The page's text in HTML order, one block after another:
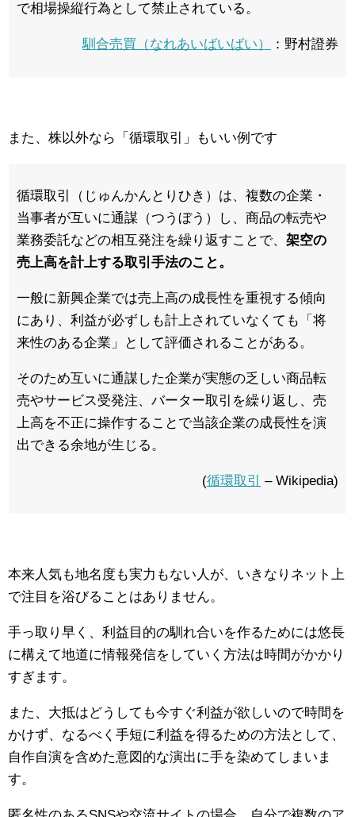
で相場操縦行為として禁止されている。
馴合売買（なれあいばいばい） ：野村證券
また、株以外なら「循環取引」もいい例です
循環取引（じゅんかんとりひき）は、複数の企業・
当事者が互いに通謀（つうぼう）し、商品の転売や
業務委託などの相互発注を繰り返すことで、 架空の
売上高を計上する取引手法のこと。
一般に新興企業では売上高の成長性を重視する傾向
にあり、利益が必ずしも計上されていなくても「将
来性のある企業」として評価されることがある。
そのため互いに通謀した企業が実態の乏しい商品転
売やサービス受発注、バーター取引を繰り返し、売
上高を不正に操作することで当該企業の成長性を演
出できる余地が生じる。
(循環取引 – Wikipedia)
本来人気も地名度も実力もない人が、いきなりネット上
で注目を浴びることはありません。
手っ取り早く、利益目的の馴れ合いを作るためには悠長
に構えて地道に情報発信をしていく方法は時間がかかり
すぎます。
また、大抵はどうしても今すぐ利益が欲しいので時間を
かけず、なるべく手短に利益を得るための方法として、
自作自演を含めた意図的な演出に手を染めてしまいま
す。